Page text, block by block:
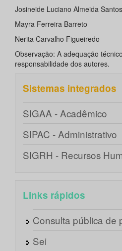
Josineide Luciano Almeida Santos
Mayra Ferreira Barreto
Nerita Carvalho Figueiredo
Observação: A adequação
responsabilidade dos autores.
Sistemas integrados
SIGAA - Acadêmico
SIPAC - Administrativo
SIGRH - Recursos
Links rápidos
Consulta pública de
Sei